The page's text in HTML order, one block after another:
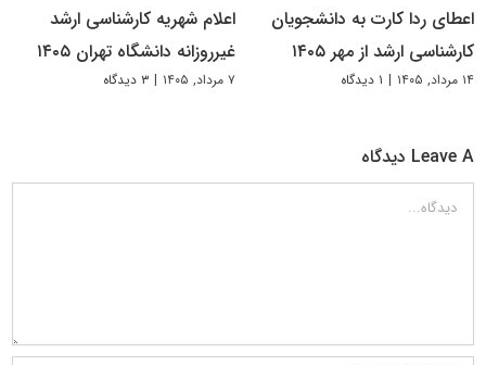
اعطای ردا کارت به دانشجویان
کارشناسی ارشد از مهر ۱۴۰۵
۱۴ مرداد, ۱۴۰۵ | ۱ دیدگاه
اعلام شهریه کارشناسی ارشد
غیرروزانه دانشگاه تهران ۱۴۰۵
۷ مرداد, ۱۴۰۵ | ۳ دیدگاه
Leave A دیدگاه
دیدگاه